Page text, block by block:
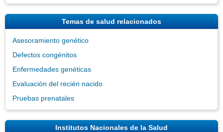
Temas de salud relacionados
Asesoramiento genético
Defectos congénitos
Enfermedades genéticas
Evaluación del recién nacido
Pruebas prenatales
Institutos Nacionales de la Salud